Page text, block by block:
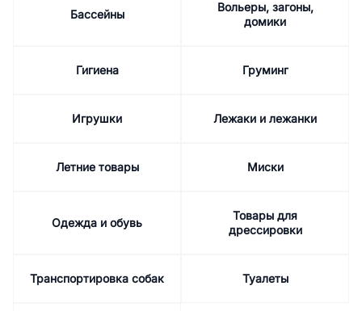
Бассейны
Вольеры, загоны,
домики
Гигиена Груминг
Игрушки Лежаки и лежанки
Летние товары Миски
Одежда и обувь
Товары для
дрессировки
Транспортировка собак Туалеты